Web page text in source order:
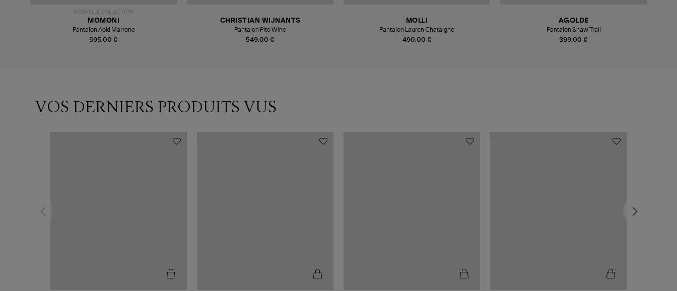
NOUVELLE COLLECTION
595,00 €
MOMONI
Pantalon Aoki Marrone
549,00 €
CHRISTIAN WIJNANTS
Pantalon Pito Wine
490,00 €
MOLLI
Pantalon Lauren Chataigne
399,00 €
AGOLDE
Pantalon Shaw Trail
VOS DERNIERS PRODUITS VUS